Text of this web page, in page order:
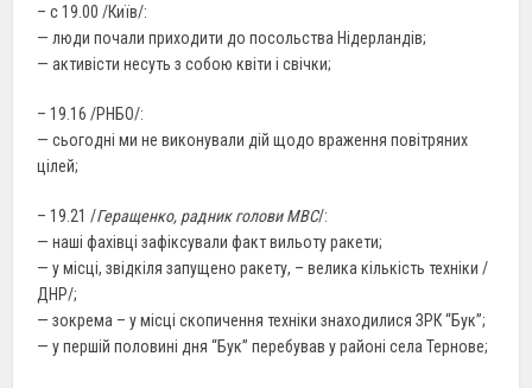
– с 19.00 /Київ/:
— люди почали приходити до посольства Нідерландів;
— активісти несуть з собою квіти і свічки;
– 19.16 /РНБО/:
— сьогодні ми не виконували дій щодо враження повітряних
цілей;
– 19.21 /Геращенко, радник голови МВС/:
— наші фахівці зафіксували факт вильоту ракети;
— у місці, звідкіля запущено ракету, – велика кількість техніки /
ДНР/;
— зокрема – у місці скопичення техніки знаходилися ЗРК “Бук”;
— у першій половині дня “Бук” перебував у районі села Тернове;